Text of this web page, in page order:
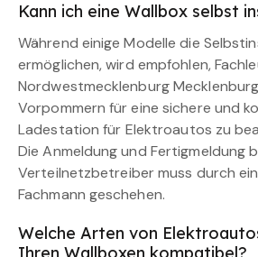
Kann ich eine Wallbox selbst
Während einige Modelle die
ermöglichen, wird empfohlen,
Nordwestmecklenburg
Vorpommern für eine sichere und
Ladestation für Elektroautos zu
Die Anmeldung und Fertigmeldung
Verteilnetzbetreiber muss durch
Fachmann geschehen.
Welche Arten von